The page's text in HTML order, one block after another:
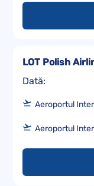
Dată:
LOT Polish
Aeroportul
Aeroportul